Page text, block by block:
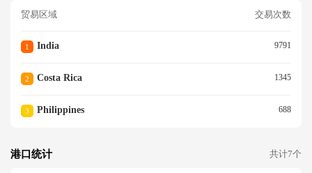
贸易区域 交易次数
1 India 9791
2 Costa Rica 1345
3 Philippines 688
港口统计 共计7个